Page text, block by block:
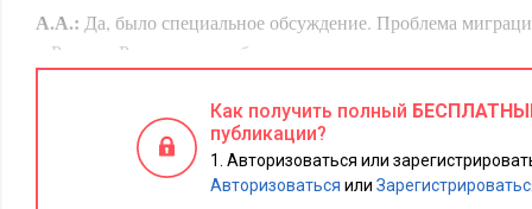
А.А.: Да, было специальное обсуждение. Проблема
и России. Речь шла о дисбалансе, о волнах миграции и о
Россия – 20 лет преобразований, и президент
стратегии госкапитализма. Как обсуждалась эта тема?
Как получить полный
публикации?
Авторизоваться или
Авторизоваться или